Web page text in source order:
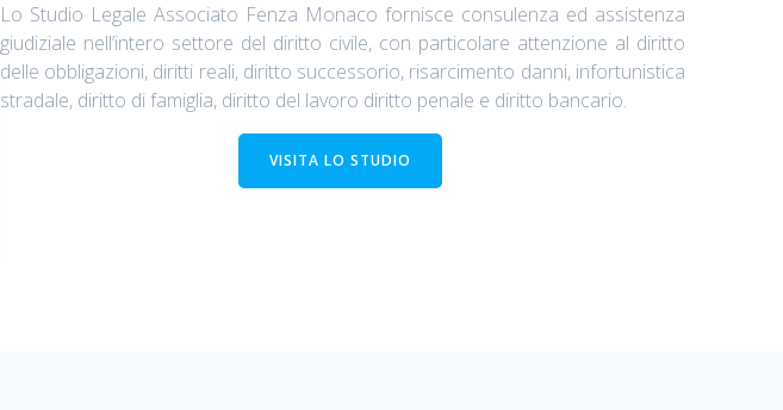
Lo Studio Legale Associato Fenza Monaco fornisce consulenza ed assistenza
giudiziale nell’intero settore del diritto civile, con particolare attenzione al diritto
delle obbligazioni, diritti reali, diritto successorio, risarcimento danni, infortunistica
stradale, diritto di famiglia, diritto del lavoro diritto penale e diritto bancario.
VISITA LO STUDIO